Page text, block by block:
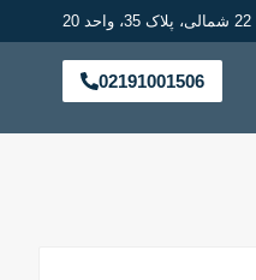
02191001506